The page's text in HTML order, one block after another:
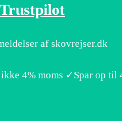
af skovrejser.dk
4% moms ✓Spar op